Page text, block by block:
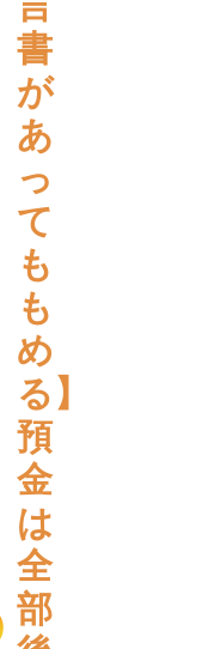
書
が
あ
っ
て
も
も
め
る】
預
金
は
全
部